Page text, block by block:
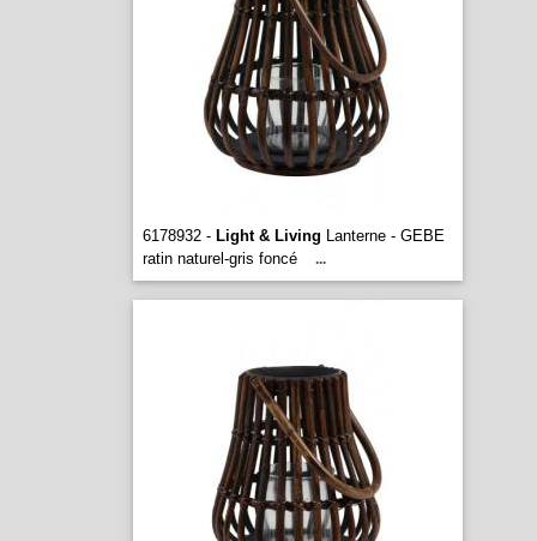
6178932 - Light & Living Lanterne - GEBE
ratin naturel-gris foncé
...